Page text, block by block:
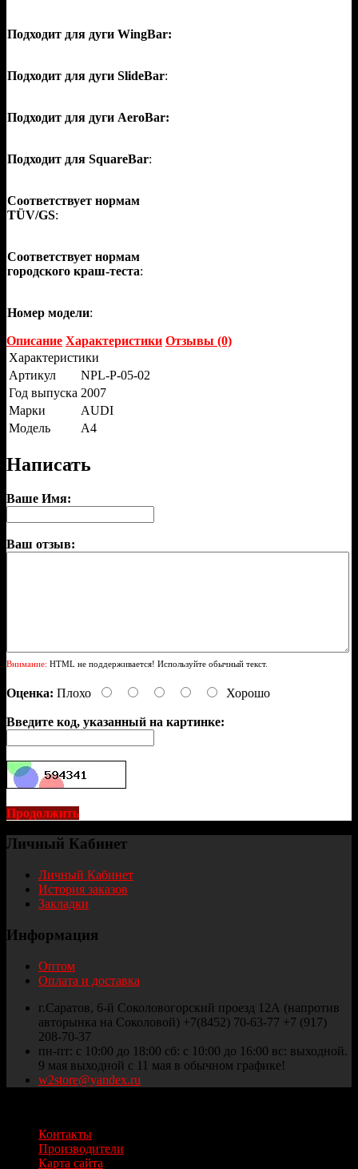
Подходит для дуги WingBar:
Подходит для дуги SlideBar:
Подходит для дуги AeroBar:
Подходит для SquareBar:
Соответствует нормам
TÜV/GS:
Соответствует нормам
городского краш-теста:
Номер модели:
Описание Характеристики Отзывы (0)
Характеристики
Артикул
NPL-P-05-02
Год выпуска 2007
Марки
AUDI
Модель
A4
Написать
Ваше Имя:
Ваш отзыв:
Внимание: HTML не поддерживается! Используйте обычный текст.
Оценка: Плохо Хорошо
Введите код, указанный на картинке:
Продолжить
Личный Кабинет
Личный Кабинет
История заказов
Закладки
Информация
Оптом
Оплата и доставка
г.Саратов, 6-й Соколовогорский проезд 12А (напротив
авторынка на Соколовой) +7(8452) 70-63-77 +7 (917)
208-70-37
пн-пт: с 10:00 до 18:00 сб: с 10:00 до 16:00 вс: выходной.
9 мая выходной с 11 мая в обычном графике!
w2store@yandex.ru
Контакты
Производители
Карта сайта